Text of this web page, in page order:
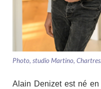
Photo, studio Martino,
Alain Denizet est né